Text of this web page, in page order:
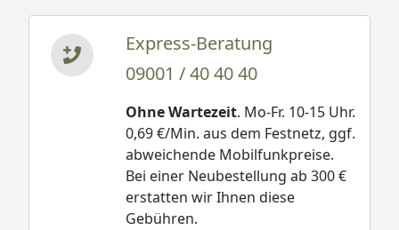
Express-Beratung
09001 / 40 40 40
Ohne Wartezeit. Mo-Fr. 10-15 Uhr.
0,69 €/Min. aus dem Festnetz, ggf.
abweichende Mobilfunkpreise.
Bei einer Neubestellung ab 300 €
erstatten wir Ihnen diese
Gebühren.